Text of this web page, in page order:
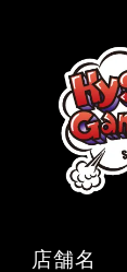
店舗名